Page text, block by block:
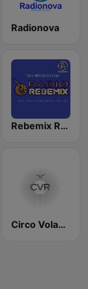
Radionova
Rebemix Radio
Circo Volador Radio